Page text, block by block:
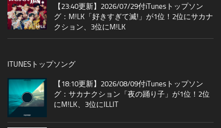
【23:40更新】2026/07/29付iTunesトップソン
グ：M!LK「好きすぎて滅!」が1位！2位にサカナ
クション、3位にM!LK
ITUNESトップソング
【18:10更新】2026/08/09付iTunesトップソン
グ：サカナクション「夜の踊り子」が1位！2位
にM!LK、3位にILLIT